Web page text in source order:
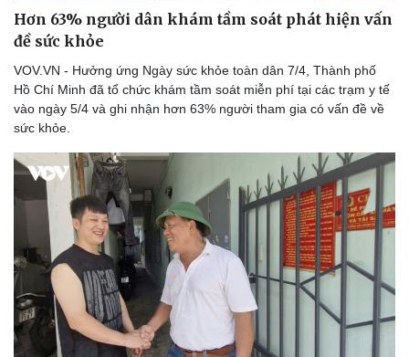
Hơn 63% người dân khám tầm soát phát hiện vấn
đề sức khỏe
VOV.VN - Hưởng ứng Ngày sức khỏe toàn dân 7/4, Thành phố
Hồ Chí Minh đã tổ chức khám tầm soát miễn phí tại các trạm y tế
vào ngày 5/4 và ghi nhận hơn 63% người tham gia có vấn đề về
sức khỏe.